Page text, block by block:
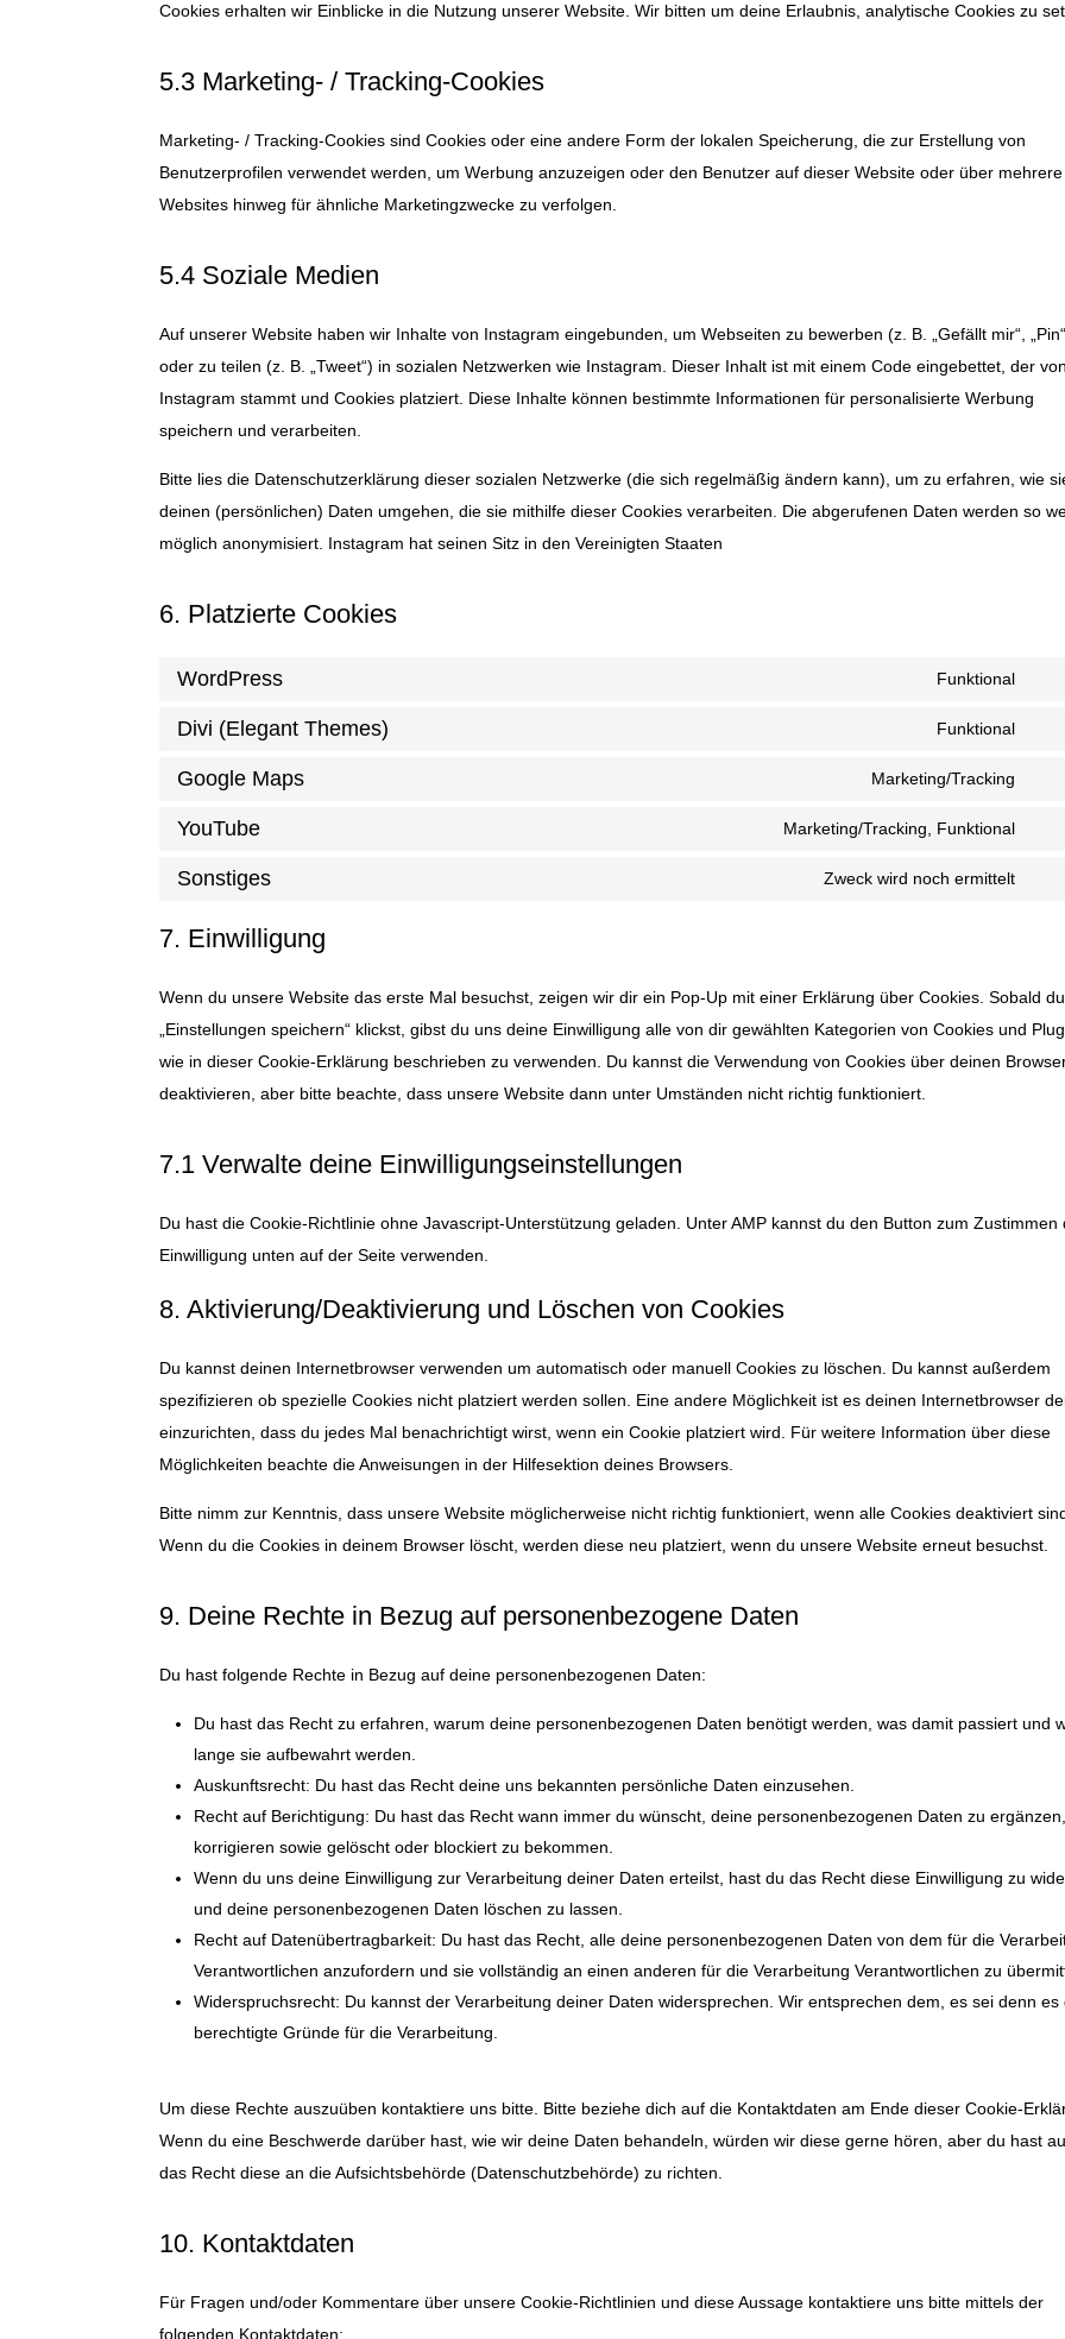
Cookies erhalten wir Einblicke in die Nutzung unserer Website. Wir bitten um deine Erlaubnis, analytische Cookies zu
5.3 Marketing- / Tracking-Cookies
Marketing- / Tracking-Cookies sind Cookies oder eine andere Form der lokalen Speicherung, die zur Erstellung von
Benutzerprofilen verwendet werden, um Werbung anzuzeigen oder den Benutzer auf dieser Website oder über mehrere
Websites hinweg für ähnliche Marketingzwecke zu verfolgen.
5.4 Soziale Medien
Auf unserer Website haben wir Inhalte von Instagram eingebunden, um Webseiten zu bewerben (z. B. „Gefällt mir“,
oder zu teilen (z. B. „Tweet“) in sozialen Netzwerken wie Instagram. Dieser Inhalt ist mit einem Code eingebettet, der von
Instagram stammt und Cookies platziert. Diese Inhalte können bestimmte Informationen für personalisierte Werbung
speichern und verarbeiten.
Bitte lies die Datenschutzerklärung dieser sozialen Netzwerke (die sich regelmäßig ändern kann), um zu erfahren, wie
deinen (persönlichen) Daten umgehen, die sie mithilfe dieser Cookies verarbeiten. Die abgerufenen Daten werden so
möglich anonymisiert. Instagram hat seinen Sitz in den Vereinigten Staaten
6. Platzierte Cookies
WordPress Funktional
Divi (Elegant Themes) Funktional
Google Maps Marketing/Tracking
YouTube Marketing/Tracking, Funktional
Sonstiges Zweck wird noch ermittelt
7. Einwilligung
Wenn du unsere Website das erste Mal besuchst, zeigen wir dir ein Pop-Up mit einer Erklärung über Cookies. Sobald
„Einstellungen speichern“ klickst, gibst du uns deine Einwilligung alle von dir gewählten Kategorien von Cookies und
wie in dieser Cookie-Erklärung beschrieben zu verwenden. Du kannst die Verwendung von Cookies über deinen
deaktivieren, aber bitte beachte, dass unsere Website dann unter Umständen nicht richtig funktioniert.
7.1 Verwalte deine Einwilligungseinstellungen
Du hast die Cookie-Richtlinie ohne Javascript-Unterstützung geladen. Unter AMP kannst du den Button zum Zustimmen
Einwilligung unten auf der Seite verwenden.
8. Aktivierung/Deaktivierung und Löschen von Cookies
Du kannst deinen Internetbrowser verwenden um automatisch oder manuell Cookies zu löschen. Du kannst außerdem
spezifizieren ob spezielle Cookies nicht platziert werden sollen. Eine andere Möglichkeit ist es deinen Internetbrowser
einzurichten, dass du jedes Mal benachrichtigt wirst, wenn ein Cookie platziert wird. Für weitere Information über diese
Möglichkeiten beachte die Anweisungen in der Hilfesektion deines Browsers.
Bitte nimm zur Kenntnis, dass unsere Website möglicherweise nicht richtig funktioniert, wenn alle Cookies deaktiviert
Wenn du die Cookies in deinem Browser löscht, werden diese neu platziert, wenn du unsere Website erneut besuchst.
9. Deine Rechte in Bezug auf personenbezogene Daten
Du hast folgende Rechte in Bezug auf deine personenbezogenen Daten:
Du hast das Recht zu erfahren, warum deine personenbezogenen Daten benötigt werden, was damit passiert und
lange sie aufbewahrt werden.
Auskunftsrecht: Du hast das Recht deine uns bekannten persönliche Daten einzusehen.
Recht auf Berichtigung: Du hast das Recht wann immer du wünscht, deine personenbezogenen Daten zu
korrigieren sowie gelöscht oder blockiert zu bekommen.
Wenn du uns deine Einwilligung zur Verarbeitung deiner Daten erteilst, hast du das Recht diese Einwilligung zu
und deine personenbezogenen Daten löschen zu lassen.
Recht auf Datenübertragbarkeit: Du hast das Recht, alle deine personenbezogenen Daten von dem für die
Verantwortlichen anzufordern und sie vollständig an einen anderen für die Verarbeitung Verantwortlichen zu
Widerspruchsrecht: Du kannst der Verarbeitung deiner Daten widersprechen. Wir entsprechen dem, es sei denn es
berechtigte Gründe für die Verarbeitung.
Um diese Rechte auszuüben kontaktiere uns bitte. Bitte beziehe dich auf die Kontaktdaten am Ende dieser Cookie-
Wenn du eine Beschwerde darüber hast, wie wir deine Daten behandeln, würden wir diese gerne hören, aber du hast
das Recht diese an die Aufsichtsbehörde (Datenschutzbehörde) zu richten.
10. Kontaktdaten
Für Fragen und/oder Kommentare über unsere Cookie-Richtlinien und diese Aussage kontaktiere uns bitte mittels der
folgenden Kontaktdaten: